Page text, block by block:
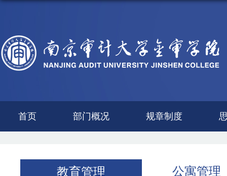
首页 部门概况 规章制度
教育管理 公寓管理